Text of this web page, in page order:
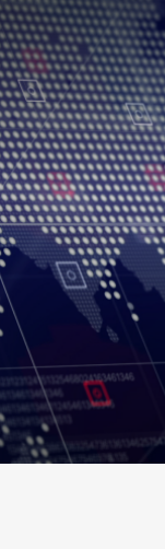
PPSSI Droit d’auteur